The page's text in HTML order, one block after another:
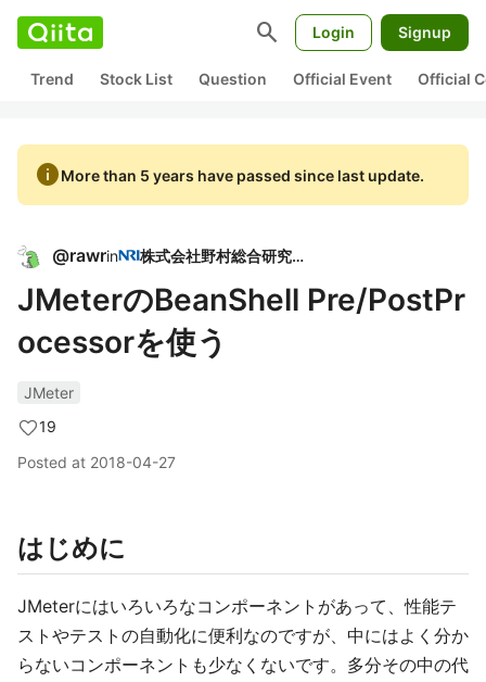
search Login Signup
Trend Stock List Question Official Event Official
infoMore than 5 years have passed since last update.
@rawrin 株式会社野村総合研究所
JMeterのBeanShell Pre/PostPr
ocessorを使う
JMeter
19
Posted at 2018-04-27
はじめに
JMeterにはいろいろなコンポーネントがあって、性能テ
ストやテストの自動化に便利なのですが、中にはよく分か
らないコンポーネントも少なくないです。多分その中の代